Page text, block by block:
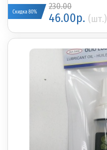
Скидка 80%
230.00
46.00р. (шт.)